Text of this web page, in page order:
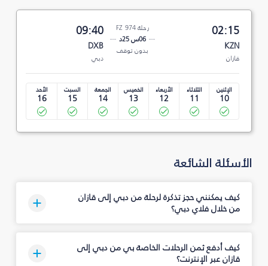
02:15
KZN
قازان
رحلة FZ 974
06س 25د
بدون توقف
09:40
DXB
دبي
الإثنين
10
الثلاثاء
11
الأربعاء
12
الخميس
13
الجمعة
14
السبت
15
الأحد
16
الأسئلة الشائعة
كيف يمكنني حجز تذكرة لرحلة من دبي إلى قازان
من خلال فلاي دبي؟
كيف أدفع ثمن الرحلات الخاصة بي من دبي إلى
قازان عبر الإنترنت؟